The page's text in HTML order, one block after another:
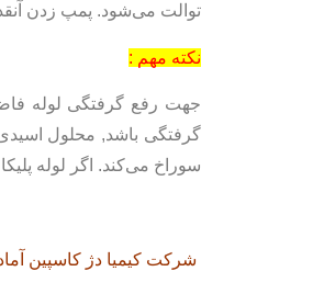
توالت می‌شود. پمپ زدن
نکته مهم :
جهت رفع گرفتگی لوله
گرفتگی باشد, محلول
سوراخ می‌کند. اگر لوله
شرکت کیمیا دژ کاسپین